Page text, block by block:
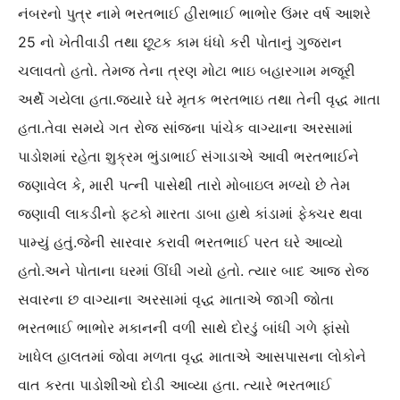
નંબરનો પુત્ર નામે ભરતભાઈ હીરાભાઈ ભાભોર ઉંમર વર્ષ આશરે
25 નો ખેતીવાડી તથા છૂટક કામ ધંધો કરી પોતાનું ગુજરાન
ચલાવતો હતો. તેમજ તેના ત્રણ મોટા ભાઇ બહારગામ મજૂરી
અર્થે ગયેલા હતા.જ્યારે ઘરે મૃતક ભરતભાઇ તથા તેની વૃદ્ધ માતા
હતા.તેવા સમયે ગત રોજ સાંજના પાંચેક વાગ્યાના અરસામાં
પાડોશમાં રહેતા શુક્રમ ભુંડાભાઈ સંગાડાએ આવી ભરતભાઈને
જણાવેલ કે, મારી પત્ની પાસેથી તારો મોબાઇલ મળ્યો છે તેમ
જણાવી લાકડીનો ફટકો મારતા ડાબા હાથે કાંડામાં ફેક્ચર થવા
પામ્યું હતું.જેની સારવાર કરાવી ભરતભાઈ પરત ઘરે આવ્યો
હતો.અને પોતાના ઘરમાં ઊંઘી ગયો હતો. ત્યાર બાદ આજ રોજ
સવારના છ વાગ્યાના અરસામાં વૃદ્ધ માતાએ જાગી જોતા
ભરતભાઈ ભાભોર મકાનની વળી સાથે દોરડું બાંધી ગળે ફાંસો
ખાધેલ હાલતમાં જોવા મળતા વૃદ્ધ માતાએ આસપાસના લોકોને
વાત કરતા પાડોશીઓ દોડી આવ્યા હતા. ત્યારે ભરતભાઈ